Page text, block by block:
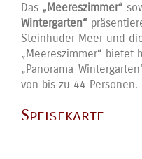
Das „Meereszimmer“
Wintergarten“
Steinhuder Meer und
„Meereszimmer“ bietet
„Panorama-
von bis zu 44 Personen.
Speisekarte